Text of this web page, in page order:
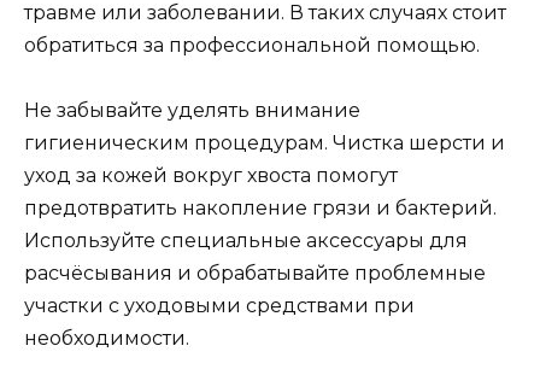
травме или заболевании. В таких случаях стоит
обратиться за профессиональной помощью.
Не забывайте уделять внимание
гигиеническим процедурам. Чистка шерсти и
уход за кожей вокруг хвоста помогут
предотвратить накопление грязи и бактерий.
Используйте специальные аксессуары для
расчёсывания и обрабатывайте проблемные
участки с уходовыми средствами при
необходимости.